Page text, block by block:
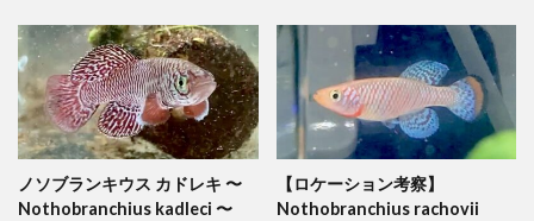
ノソブランキウス カドレキ 〜
Nothobranchius kadleci 〜
【ロケーション考察】
Nothobranchius rachovii